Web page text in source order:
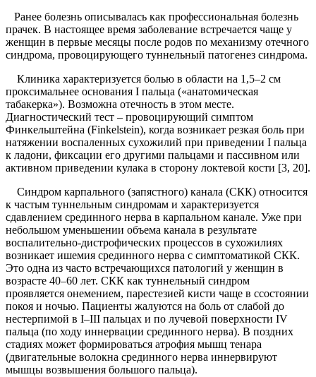
Ранее болезнь описывалась как профессиональная болезнь
прачек. В настоящее время заболевание встречается чаще у
женщин в первые месяцы после родов по механизму отечного
синдрома, провоцирующего туннельный патогенез синдрома.
Клиника характеризуется болью в области на 1,5–2 см
проксимальнее основания I пальца («анатомическая
табакерка»). Возможна отечность в этом месте.
Диагностический тест – провоцирующий симптом
Финкельштейна (Finkelstein), когда возникает резкая боль при
натяжении воспаленных сухожилий при приведении I пальца
к ладони, фиксации его другими пальцами и пассивном или
активном приведении кулака в сторону локтевой кости [3, 20].
Синдром карпального (запястного) канала (СКК) относится
к частым туннельным синдромам и характеризуется
сдавлением срединного нерва в карпальном канале. Уже при
небольшом уменьшении объема канала в результате
воспалительно-дистрофических процессов в сухожилиях
возникает ишемия срединного нерва с симптоматикой СКК.
Это одна из часто встречающихся патологий у женщин в
возрасте 40–60 лет. СКК как туннельный синдром
проявляется онемением, парестезией кисти чаще в ссостоянии
покоя и ночью. Пациенты жалуются на боль от слабой до
нестерпимой в I–III пальцах и по лучевой поверхности IV
пальца (по ходу иннервации срединного нерва). В поздних
стадиях может формироваться атрофия мышц тенара
(двигательные волокна срединного нерва иннервируют
мышцы возвышения большого пальца).